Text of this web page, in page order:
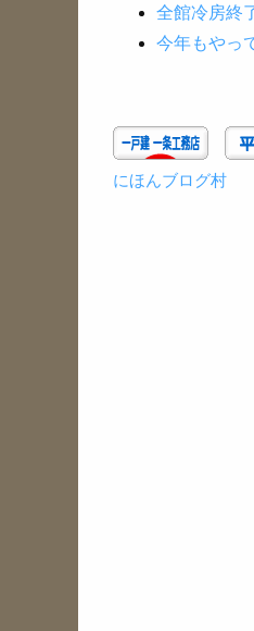
全館冷房終
今年もやっ
にほんブログ村